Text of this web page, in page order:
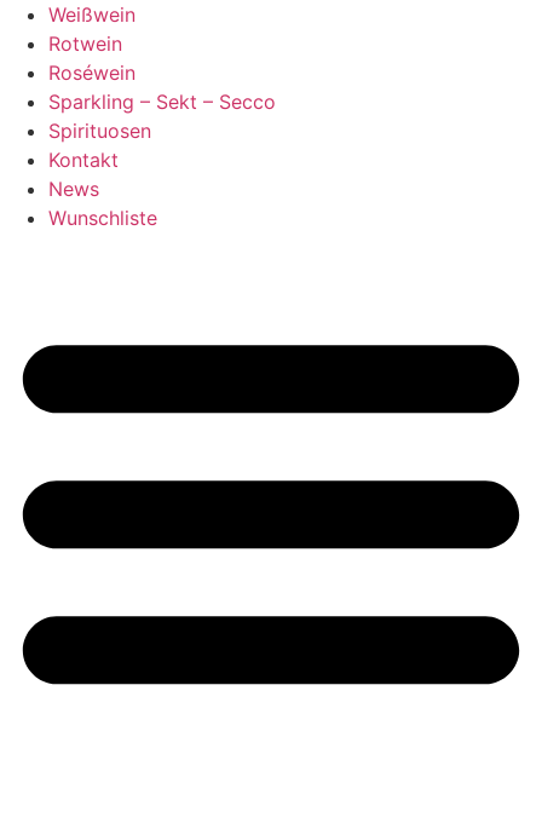
Zum
Inhalt
springen
Weißwein
Rotwein
Roséwein
Sparkling – Sekt – Secco
Spirituosen
Kontakt
News
Wunschliste